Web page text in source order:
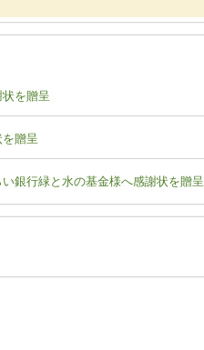
を贈呈
贈呈
銀行緑と水の基金様へ感謝状を贈呈